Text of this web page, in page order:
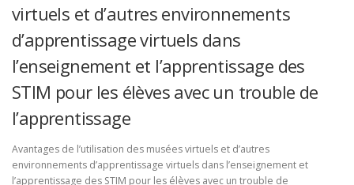
virtuels et d’autres environnements
d’apprentissage virtuels dans
l’enseignement et l’apprentissage des
STIM pour les élèves avec un trouble de
l’apprentissage
Avantages de l’utilisation des musées virtuels et d’autres
environnements d’apprentissage virtuels dans l’enseignement et
l’apprentissage des STIM pour les élèves avec un trouble de